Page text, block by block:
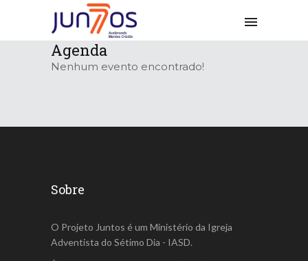
Agenda
Nenhum evento encontrado!
Sobre
O Projeto Juntos é um Ministério da Igreja
Adventista do Sétimo Dia - IASD.